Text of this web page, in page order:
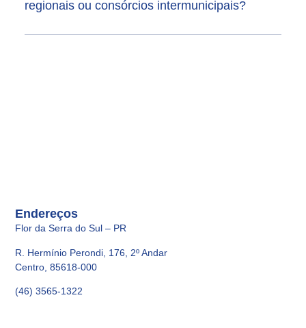
regionais ou consórcios intermunicipais?
Endereços
Flor da Serra do Sul – PR
R. Hermínio Perondi, 176, 2º Andar
Centro, 85618-000
(46) 3565-1322